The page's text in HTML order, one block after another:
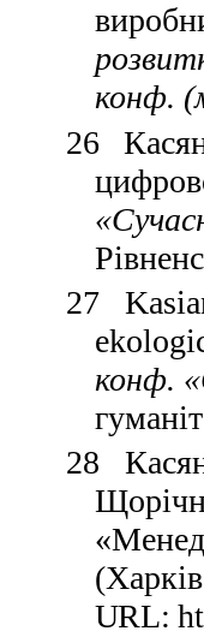
конф.
26
27
конф.
28
URL: